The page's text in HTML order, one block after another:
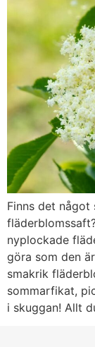
Finns det något
nyplockade
göra som den
smakrik
sommarfikat,
i skuggan! Allt